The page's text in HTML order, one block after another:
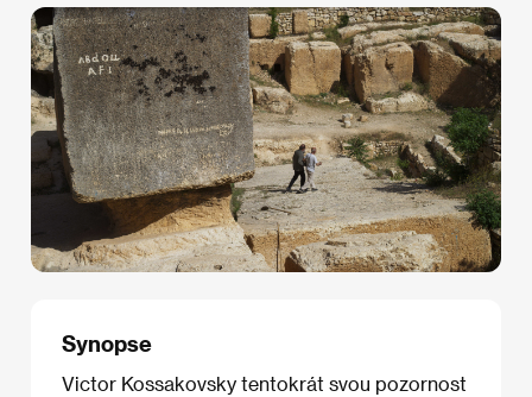
Synopse
Victor Kossakovsky tentokrát svou pozornost